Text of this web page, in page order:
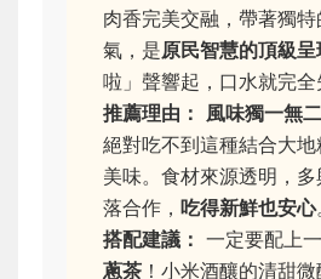
肉香完美交融，帶著獨
氣，是原民智慧的頂級呈
啦」聲響起，口水就完全
推薦理由： 風味獨一無二
絕對吃不到這種結合大
美味。食材來源透明，
落合作， 吃得新鮮也安心
搭配建議： 一定要配上
蔥茶 ！小米酒釀的清甜